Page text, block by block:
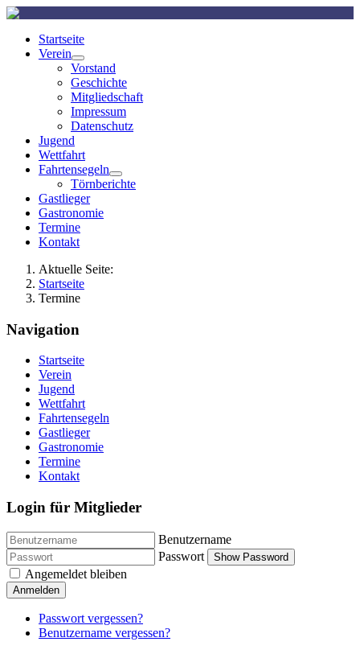
Startseite
Verein
Vorstand
Geschichte
Mitgliedschaft
Impressum
Datenschutz
Jugend
Wettfahrt
Fahrtensegeln
Törnberichte
Gastlieger
Gastronomie
Termine
Kontakt
Aktuelle Seite:
Startseite
Termine
Navigation
Startseite
Verein
Jugend
Wettfahrt
Fahrtensegeln
Gastlieger
Gastronomie
Termine
Kontakt
Login für Mitglieder
Benutzername
Passwort
Show Password
Angemeldet bleiben
Anmelden
Passwort vergessen?
Benutzername vergessen?